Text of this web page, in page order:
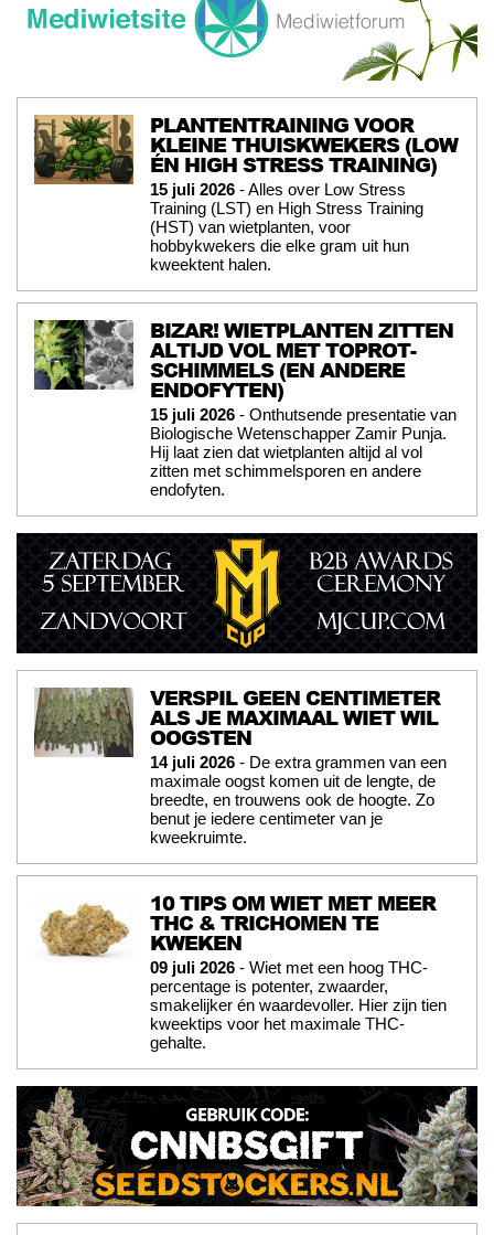
PLANTENTRAINING VOOR
KLEINE THUISKWEKERS (LOW
ÉN HIGH STRESS TRAINING)
15 juli 2026 - Alles over Low Stress
Training (LST) en High Stress Training
(HST) van wietplanten, voor
hobbykwekers die elke gram uit hun
kweektent halen.
BIZAR! WIETPLANTEN ZITTEN
ALTIJD VOL MET TOPROT-
SCHIMMELS (EN ANDERE
ENDOFYTEN)
15 juli 2026 - Onthutsende presentatie van
Biologische Wetenschapper Zamir Punja.
Hij laat zien dat wietplanten altijd al vol
zitten met schimmelsporen en andere
endofyten.
VERSPIL GEEN CENTIMETER
ALS JE MAXIMAAL WIET WIL
OOGSTEN
14 juli 2026 - De extra grammen van een
maximale oogst komen uit de lengte, de
breedte, en trouwens ook de hoogte. Zo
benut je iedere centimeter van je
kweekruimte.
10 TIPS OM WIET MET MEER
THC & TRICHOMEN TE
KWEKEN
09 juli 2026 - Wiet met een hoog THC-
percentage is potenter, zwaarder,
smakelijker én waardevoller. Hier zijn tien
kweektips voor het maximale THC-
gehalte.